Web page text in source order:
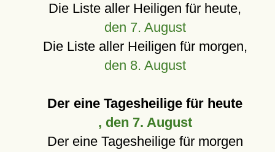
Die Liste aller Heiligen für heute,
den 7. August
Die Liste aller Heiligen für morgen,
den 8. August
Der eine Tagesheilige für heute
, den 7. August
Der eine Tagesheilige für morgen